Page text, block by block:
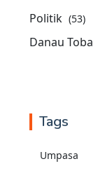
Politik (53)
Danau Toba
Tags
Umpasa